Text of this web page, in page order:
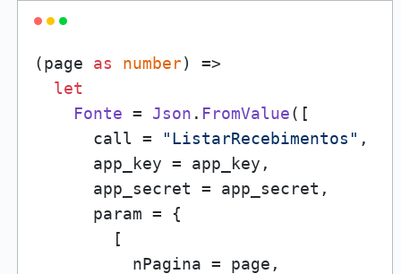
(page as number) =>
let
Fonte = Json . FromValue([
      call =
"ListarRecebimentos" ,
      app_key = app_key,
      app_secret = app_secret,
      param = {
        [
          nPagina = page,